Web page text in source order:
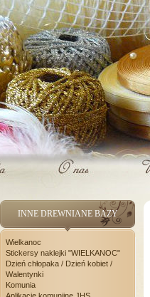
INNE DREWNIANE BAZY
Wielkanoc
Stickersy naklejki "WIELKANOC"
Dzień chłopaka / Dzień kobiet /
Walentynki
Komunia